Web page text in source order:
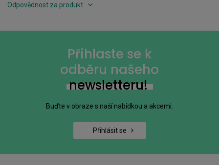
Odpovědnost za produkt
Přihlaste se k
odběru našeho
newsletteru!
Buďte v obraze s naší nabídkou a akcemi.
Přihlásit se